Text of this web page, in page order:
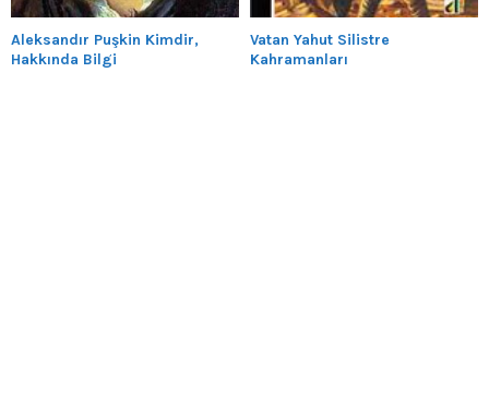
Aleksandır Puşkin Kimdir,
Hakkında Bilgi
Vatan Yahut Silistre
Kahramanları